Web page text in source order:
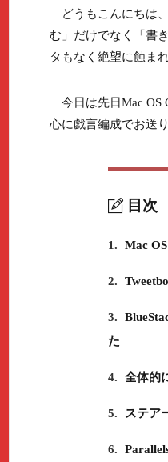
どうもこんにちは
む」だけでなく「書
タもなく絶望に蝕ま
今日は先日Mac OS
心に戯言編成でお送
目次
1. Mac
2.
3.
た
4. 全体的
5. ステア
6.